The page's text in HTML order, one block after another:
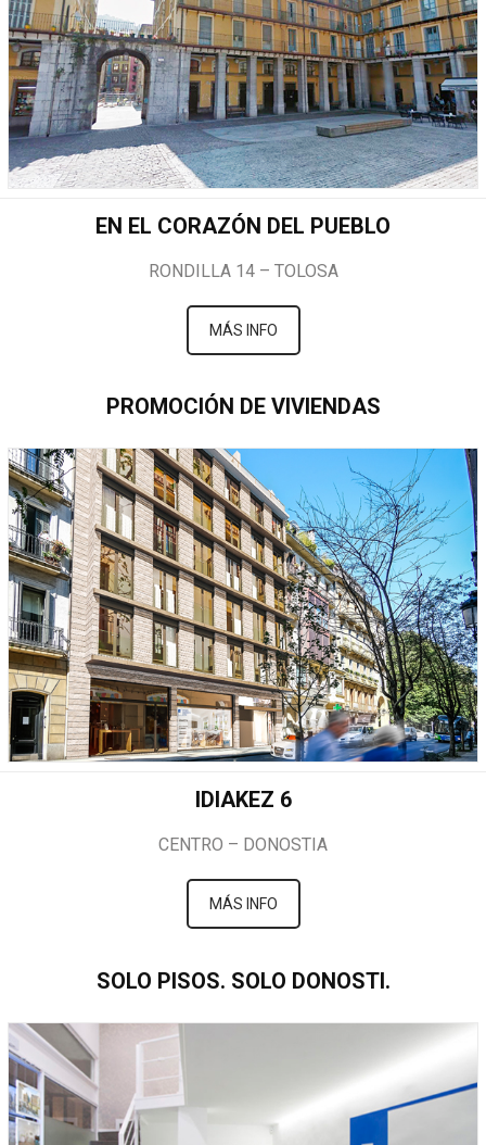
EN EL CORAZÓN DEL PUEBLO
RONDILLA 14 – TOLOSA
MÁS INFO
PROMOCIÓN DE VIVIENDAS
IDIAKEZ 6
CENTRO – DONOSTIA
MÁS INFO
SOLO PISOS. SOLO DONOSTI.